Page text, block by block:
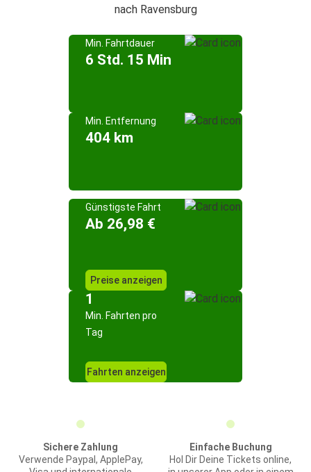
nach Ravensburg
Min. Fahrtdauer
6 Std. 15 Min
Min. Entfernung
404 km
Günstigste Fahrt
Ab 26,98 €
Preise anzeigen
1
Min. Fahrten pro
Tag
Fahrten anzeigen
Sichere Zahlung
Verwende Paypal, ApplePay,
Einfache Buchung
Hol Dir Deine Tickets online,